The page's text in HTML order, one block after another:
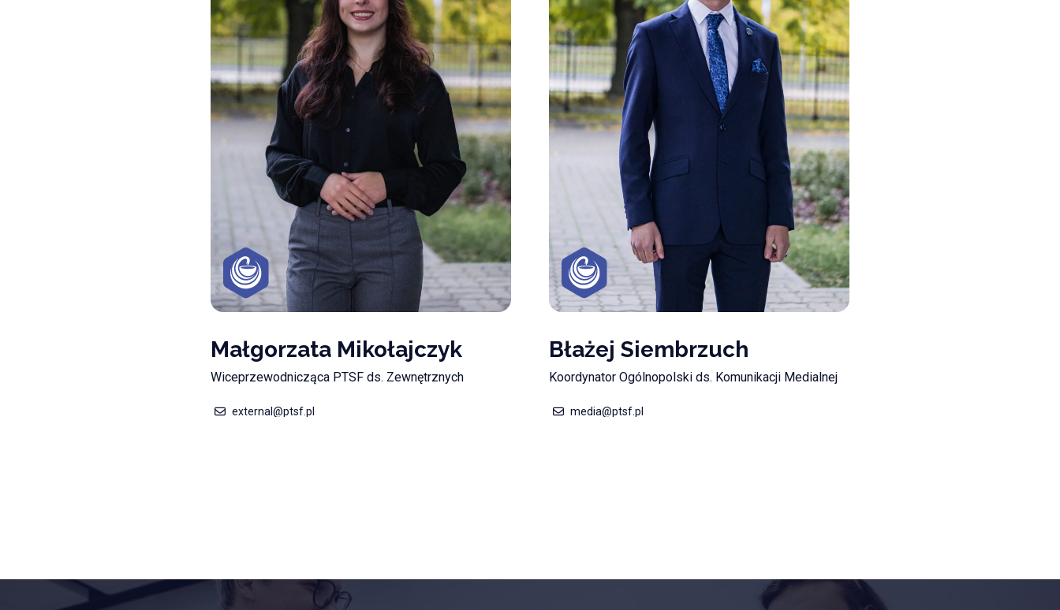
Małgorzata Mikołajczyk
Wiceprzewodnicząca PTSF ds. Zewnętrznych
external@ptsf.pl
Błażej Siembrzuch
Koordynator Ogólnopolski ds. Komunikacji Medialnej
media@ptsf.pl